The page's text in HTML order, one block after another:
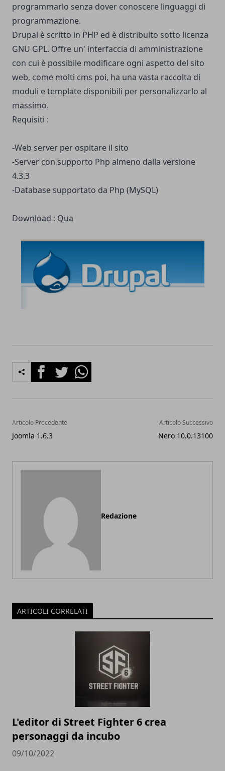
programmarlo senza dover conoscere linguaggi di
programmazione.
Drupal è scritto in PHP ed è distribuito sotto licenza
GNU GPL. Offre un' interfaccia di amministrazione
con cui è possibile modificare ogni aspetto del sito
web, come molti cms poi, ha una vasta raccolta di
moduli e template disponibili per personalizzarlo al
massimo.
Requisiti :
-Web server per ospitare il sito
-Server con supporto Php almeno dalla versione
4.3.3
-Database supportato da Php (MySQL)
Download : Qua
FacebookTwitterWhatsapp
Articolo Precedente
Joomla 1.6.3
Articolo Successivo
Nero 10.0.13100
Redazione
ARTICOLI CORRELATI
L'editor di Street Fighter 6 crea
personaggi da incubo
09/10/2022